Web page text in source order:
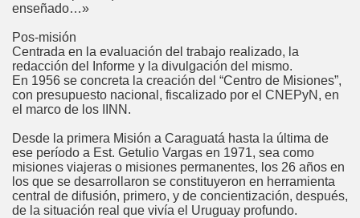
enseñado…»
Pos-misión
Centrada en la evaluación del trabajo realizado, la
redacción del Informe y la divulgación del mismo.
En 1956 se concreta la creación del “Centro de Misiones”,
con presupuesto nacional, fiscalizado por el CNEPyN, en
el marco de los IINN.
Desde la primera Misión a Caraguatá hasta la última de
ese período a Est. Getulio Vargas en 1971, sea como
misiones viajeras o misiones permanentes, los 26 años en
los que se desarrollaron se constituyeron en herramienta
central de difusión, primero, y de concientización, después,
de la situación real que vivía el Uruguay profundo.